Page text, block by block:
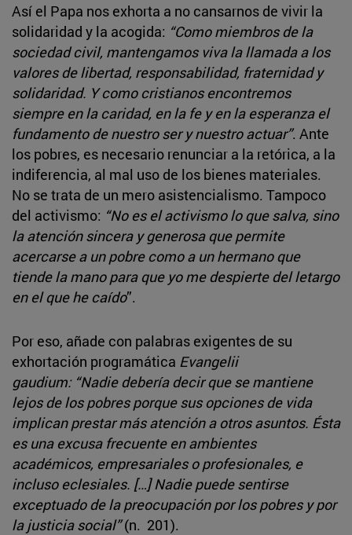
Así el Papa nos exhorta a no cansarnos de vivir la
solidaridad y la acogida: “Como miembros de la
sociedad civil, mantengamos viva la llamada a los
valores de libertad, responsabilidad, fraternidad y
solidaridad. Y como cristianos encontremos
siempre en la caridad, en la fe y en la esperanza el
fundamento de nuestro ser y nuestro actuar”. Ante
los pobres, es necesario renunciar a la retórica, a la
indiferencia, al mal uso de los bienes materiales.
No se trata de un mero asistencialismo. Tampoco
del activismo: “No es el activismo lo que salva, sino
la atención sincera y generosa que permite
acercarse a un pobre como a un hermano que
tiende la mano para que yo me despierte del letargo
en el que he caído”.
Por eso, añade con palabras exigentes de su
exhortación programática Evangelii
gaudium: “Nadie debería decir que se mantiene
lejos de los pobres porque sus opciones de vida
implican prestar más atención a otros asuntos. Ésta
es una excusa frecuente en ambientes
académicos, empresariales o profesionales, e
incluso eclesiales. […] Nadie puede sentirse
exceptuado de la preocupación por los pobres y por
la justicia social”(n. 201).